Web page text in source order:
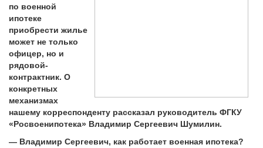
по военной
ипотеке
приобрести жилье
может не только
офицер, но и
рядовой-
контрактник. О
конкретных
механизмах
нашему корреспонденту рассказал руководитель ФГКУ
«Росвоенипотека» Владимир Сергеевич Шумилин.
— Владимир Сергеевич, как работает военная ипотека?